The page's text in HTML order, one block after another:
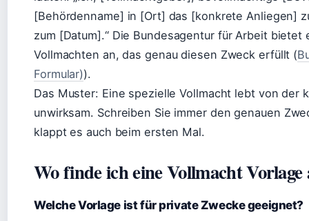
[Behördenname] in [Ort] das [konkrete Anliegen]
zum [Datum].“ Die Bundesagentur für Arbeit
Vollmachten an, das genau diesen Zweck erfüllt (
Formular)).
Das Muster: Eine spezielle Vollmacht lebt von der
unwirksam. Schreiben Sie immer den genauen
klappt es auch beim ersten Mal.
Wo finde ich eine Vollmacht
Welche Vorlage ist für private Zwecke geeignet?